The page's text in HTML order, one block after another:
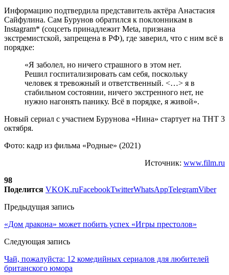
Информацию подтвердила представитель актёра Анастасия
Сайфулина. Сам Бурунов обратился к поклонникам в
Instagram* (соцсеть принадлежит Meta, признана
экстремистской, запрещена в РФ), где заверил, что с ним всё в
порядке:
«Я заболел, но ничего страшного в этом нет.
Решил госпитализировать сам себя, поскольку
человек я тревожный и ответственный. <…> я в
стабильном состоянии, ничего экстренного нет, не
нужно нагонять панику. Всё в порядке, я живой».
Новый сериал с участием Бурунова «Нина» стартует на ТНТ 3
октября.
Фото: кадр из фильма «Родные» (2021)
Источник: www.film.ru
98
Поделится VKOK.ruFacebookTwitterWhatsAppTelegramViber
Предыдущая запись
«Дом дракона» может побить успех «Игры престолов»
Следующая запись
Чай, пожалуйста: 12 комедийных сериалов для любителей
британского юмора